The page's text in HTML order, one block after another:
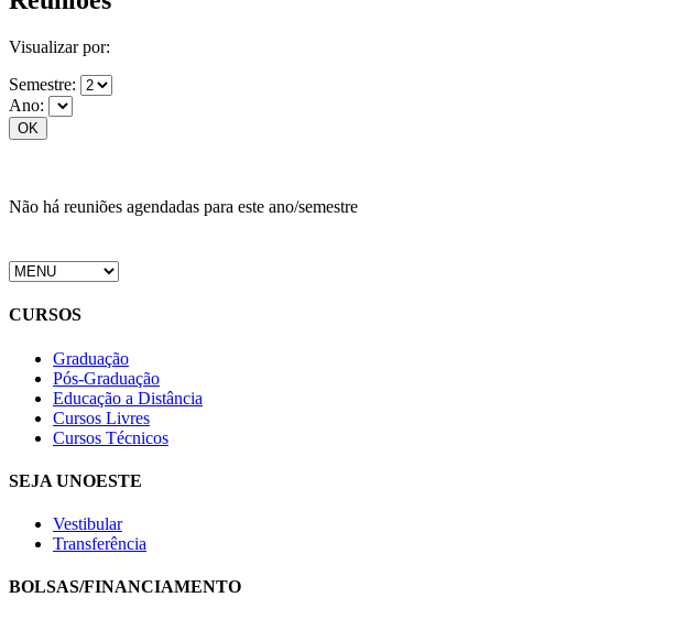
Visualizar por:
Semestre:
Ano:
Não há reuniões agendadas para este ano/semestre
CURSOS
Graduação
Pós-Graduação
Educação a Distância
Cursos Livres
Cursos Técnicos
SEJA UNOESTE
Vestibular
Transferência
BOLSAS/FINANCIAMENTO